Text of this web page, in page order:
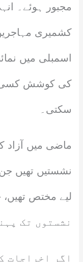
مجبور ہوئے۔
کشمیری
اسمبلی میں
کی کوشش کسی
سکتی۔
نشستوں تک
اگر اخراجات